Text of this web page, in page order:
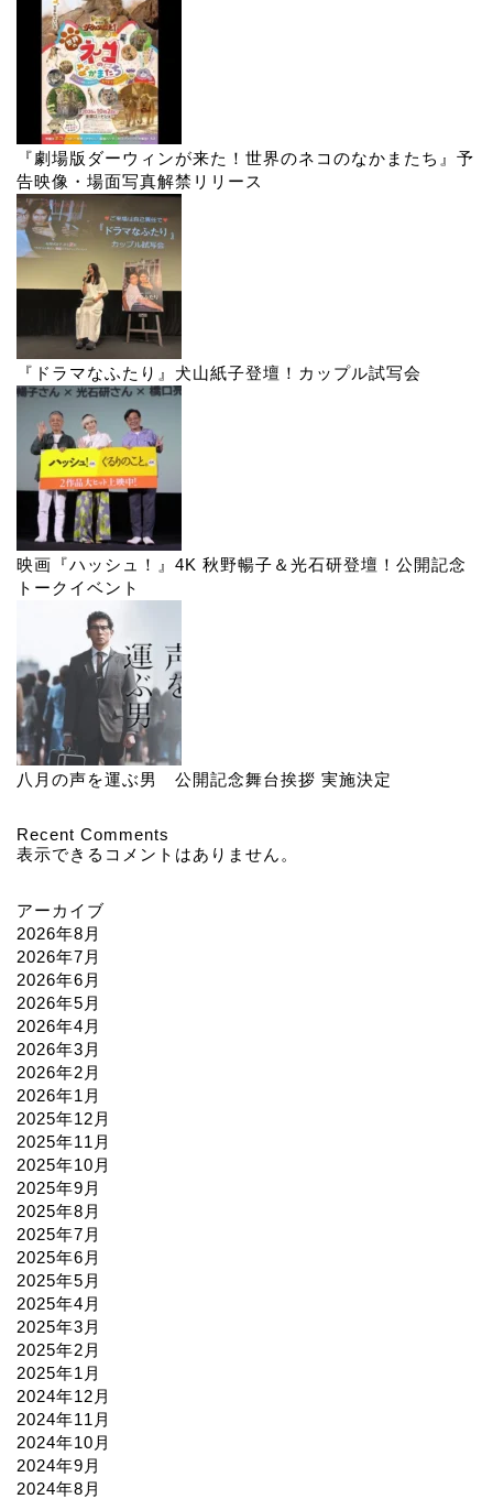
『劇場版ダーウィンが来た！世界のネコのなかまたち』予
告映像・場面写真解禁リリース
『ドラマなふたり』犬山紙子登壇！カップル試写会
映画『ハッシュ！』4K 秋野暢子＆光石研登壇！公開記念
トークイベント
八月の声を運ぶ男 公開記念舞台挨拶 実施決定
Recent Comments
表示できるコメントはありません。
アーカイブ
2026年8月
2026年7月
2026年6月
2026年5月
2026年4月
2026年3月
2026年2月
2026年1月
2025年12月
2025年11月
2025年10月
2025年9月
2025年8月
2025年7月
2025年6月
2025年5月
2025年4月
2025年3月
2025年2月
2025年1月
2024年12月
2024年11月
2024年10月
2024年9月
2024年8月